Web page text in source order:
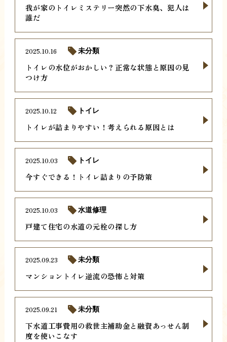
我が家のトイレミステリー突然の下水臭、犯人は
誰だ
トイレの水位がおかしい？正常な状態と原因の見
つけ方
2025.10.16 未分類
トイレが詰まりやすい！考えられる原因とは
2025.10.12 トイレ
今すぐできる！トイレ詰まりの予防策
2025.10.03 トイレ
戸建て住宅の水道の元栓の探し方
2025.10.03 水道修理
マンショントイレ逆流の恐怖と対策
2025.09.23 未分類
下水道工事費用の救世主補助金と融資あっせん制
度を使いこなす
2025.09.21 未分類